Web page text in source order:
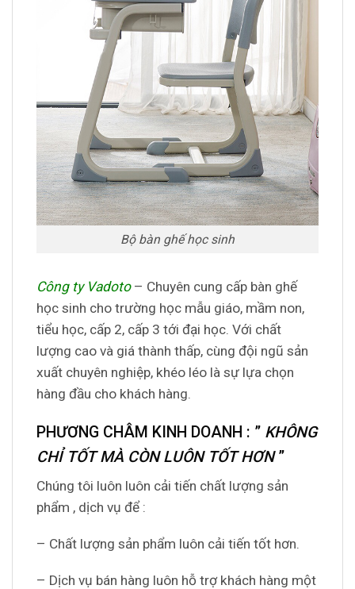
Bộ bàn ghế học sinh
Công ty Vadoto– Chuyên cung cấp bàn ghế
học sinh cho trường học mẫu giáo, mầm non,
tiểu học, cấp 2, cấp 3 tới đại học. Với chất
lượng cao và giá thành thấp, cùng đội ngũ sản
xuất chuyên nghiệp, khéo léo là sự lựa chọn
hàng đầu cho khách hàng.
PHƯƠNG CHÂM KINH DOANH : ” KHÔNG
CHỈ TỐT MÀ CÒN LUÔN TỐT HƠN”
Chúng tôi luôn luôn cải tiến chất lượng sản
phẩm , dịch vụ để :
– Chất lượng sản phẩm luôn cải tiến tốt hơn.
– Dịch vụ bán hàng luôn hỗ trợ khách hàng một